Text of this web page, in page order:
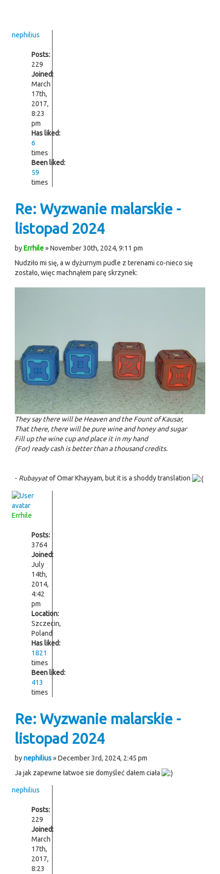
nephilius
Posts:
229
Joined:
March
17th,
2017,
8:23
pm
Has liked:
6
times
Been liked:
59
times
Re: Wyzwanie malarskie -
listopad 2024
byErrhile» November 30th, 2024, 9:11 pm
Nudziło mi się, a w dyżurnym pudle z terenami co-nieco się
zostało, więc machnąłem parę skrzynek:
They say there will be Heaven and the Fount of Kausar,
That there, there will be pure wine and honey and sugar
Fill up the wine cup and place it in my hand
(For) ready cash is better than a thousand credits.
- Rubayyatof Omar Khayyam, but it is a shoddy translation
Errhile
Posts:
3764
Joined:
July
14th,
2014,
4:42
pm
Location:
Szczecin,
Poland
Has liked:
1821
times
Been liked:
413
times
Re: Wyzwanie malarskie -
listopad 2024
bynephilius» December 3rd, 2024, 2:45 pm
Ja jak zapewne łatwoe sie domyśleć dałem ciała
nephilius
Posts:
229
Joined:
March
17th,
2017,
8:23